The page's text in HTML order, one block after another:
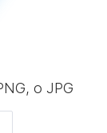
o JPG